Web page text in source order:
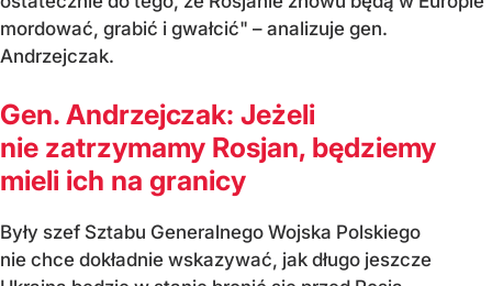
mordować, grabić i gwałcić" – analizuje gen.
Andrzejczak.
Gen. Andrzejczak: Jeżeli
nie zatrzymamy Rosjan, będziemy
mieli ich na granicy
Były szef Sztabu Generalnego Wojska Polskiego
nie chce dokładnie wskazywać, jak długo jeszcze